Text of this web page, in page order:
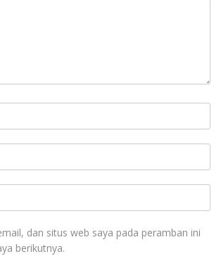
dan situs web saya pada peramban ini
berikutnya.